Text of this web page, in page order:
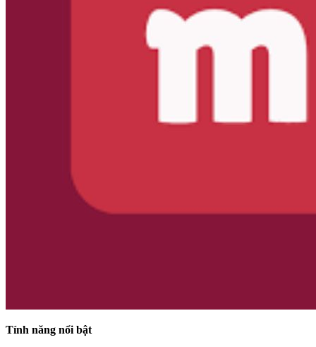
Tính năng nổi bật